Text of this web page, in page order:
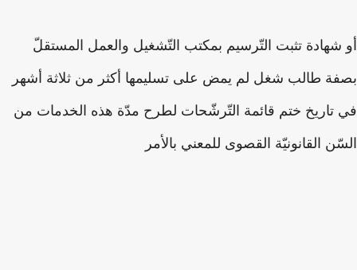
تثبت التّرسيم بمكتب التّشغيل والعمل المستقلّ
طالب شغل لم يمض على تسليمها أكثر من ثلاثة أشهر
تاريخ ختم قائمة التّرشّحات لطرح مدّة هذه الخدمات من
القانونيّة القصوى للمعني بالأمر